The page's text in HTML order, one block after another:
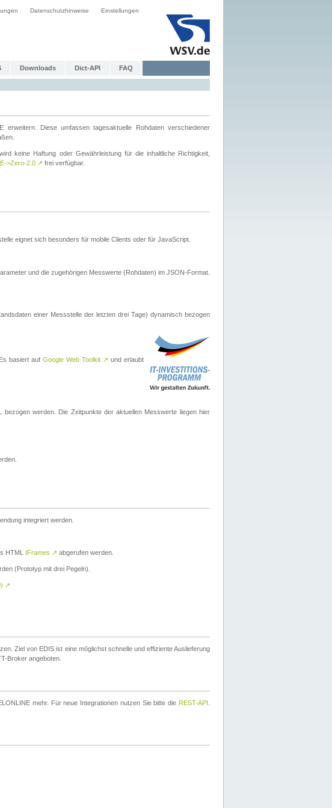
Datenschutzhinweise Einstellungen
Downloads Dict-API FAQ
Diese umfassen tagesaktuelle Rohdaten verschiedener
keine Haftung oder Gewährleistung für die inhaltliche Richtigkeit,
>Zero-2.0 ↗ frei verfügbar.
eignet sich besonders für mobile Clients oder für JavaScript.
und die zugehörigen Messwerte (Rohdaten) im JSON-Format.
einer Messstelle der letzten drei Tage) dynamisch bezogen
basiert auf Google Web Toolkit ↗ und erlaubt
bezogen werden. Die Zeitpunkte der aktuellen Messwerte liegen hier
integriert werden.
HTML IFrames ↗ abgerufen werden.
(Prototyp mit drei Pegeln).
↗
Ziel von EDIS ist eine möglichst schnelle und effiziente Auslieferung
Broker angeboten.
mehr. Für neue Integrationen nutzen Sie bitte die REST-API